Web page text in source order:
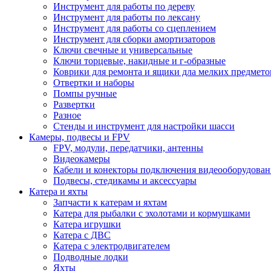
Инструмент для работы по дереву
Инструмент для работы по лексану
Инструмент для работы со сцеплением
Инструмент для сборки амортизаторов
Ключи свечные и универсальные
Ключи торцевые, накидные и г-образные
Коврики для ремонта и ящики дла мелких
Отвертки и наборы
Помпы ручные
Развертки
Разное
Стенды и инструмент для настройки шасси
Камеры, подвесы и FPV
FPV, модули, передатчики, антенны
Видеокамеры
Кабели и конекторы подключения
Подвесы, стедикамы и аксессуары
Катера и яхты
Запчасти к катерам и яхтам
Катера для рыбалки с эхолотами и кормушками
Катера игрушки
Катера с ДВС
Катера с электродвигателем
Подводные лодки
Яхты